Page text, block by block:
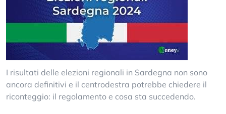
I risultati delle elezioni regionali in Sardegna non sono
ancora definitivi e il centrodestra potrebbe chiedere il
riconteggio: il regolamento e cosa sta succedendo.